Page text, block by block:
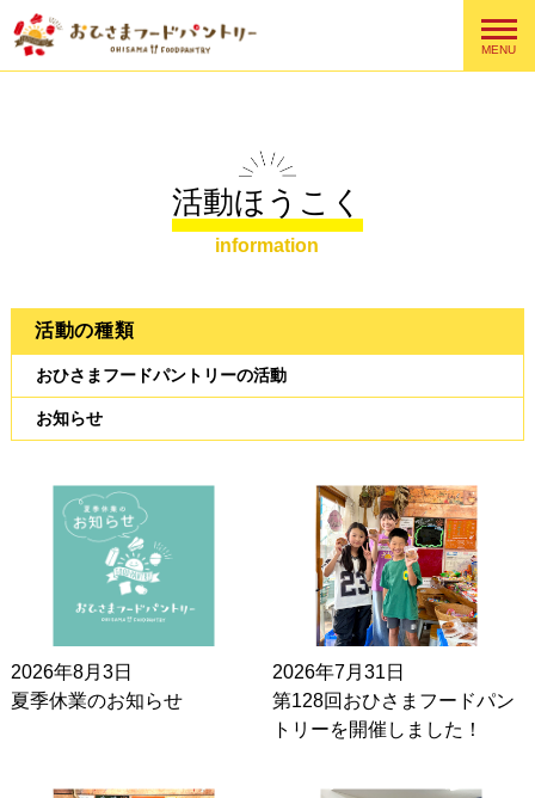
MENU
活動ほうこく
information
活動の種類
おひさまフードパントリーの活動
お知らせ
2026年8月3日
夏季休業のお知らせ
2026年7月31日
第128回おひさまフードパン
トリーを開催しました！